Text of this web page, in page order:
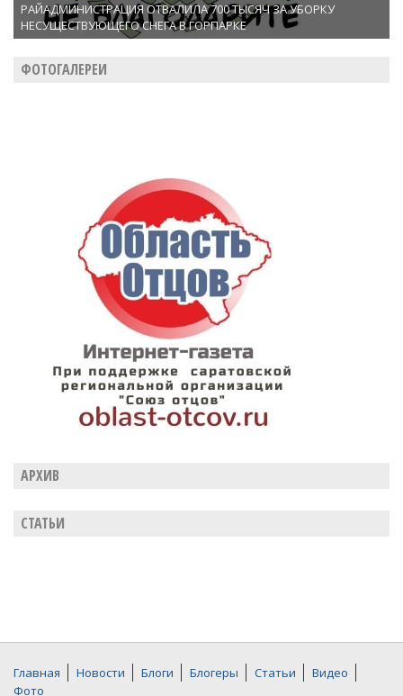
РАЙАДМИНИСТРАЦИЯ ОТВАЛИЛА 700 ТЫСЯЧ ЗА УБОРКУ
НЕСУЩЕСТВУЮЩЕГО СНЕГА В ГОРПАРКЕ
ФОТОГАЛЕРЕИ
АРХИВ
СТАТЬИ
Главная Новости Блоги Блогеры Статьи
Видео
Фото